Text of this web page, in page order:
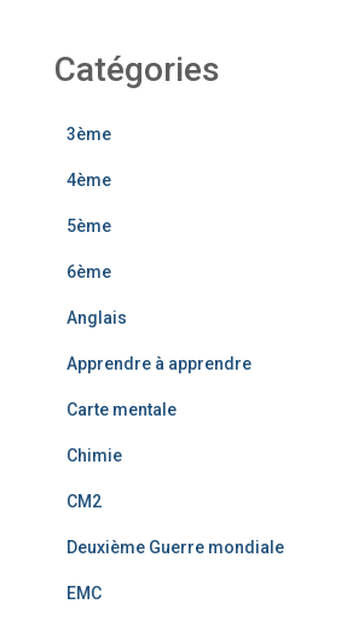
Catégories
3ème
4ème
5ème
6ème
Anglais
Apprendre à apprendre
Carte mentale
Chimie
CM2
Deuxième Guerre mondiale
EMC